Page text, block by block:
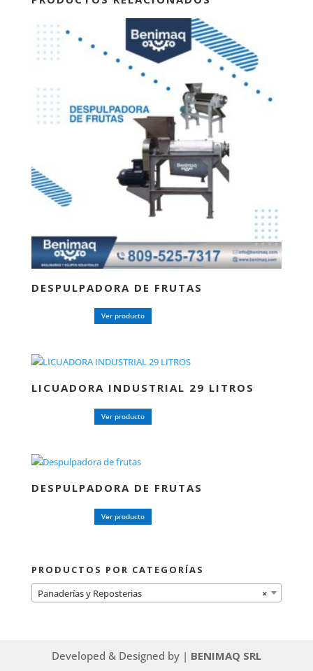
DESPULPADORA DE FRUTAS
Ver producto
LICUADORA INDUSTRIAL 29 LITROS
Ver producto
DESPULPADORA DE FRUTAS
Ver producto
PRODUCTOS POR CATEGORÍAS
×
Panaderías y Reposterias
Developed & Designed by | BENIMAQ SRL